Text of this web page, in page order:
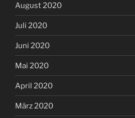
August 2020
Juli 2020
Juni 2020
Mai 2020
April 2020
März 2020